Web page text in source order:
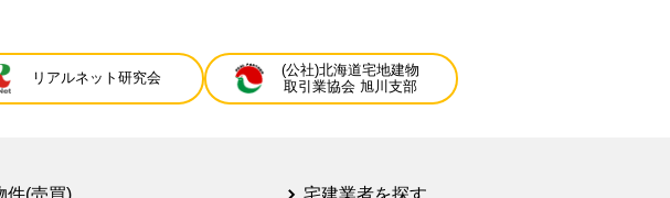
リアルネット研究会
(公社)北海道宅地建物
取引業協会 旭川支部
件(売買) 宅建業者を探す